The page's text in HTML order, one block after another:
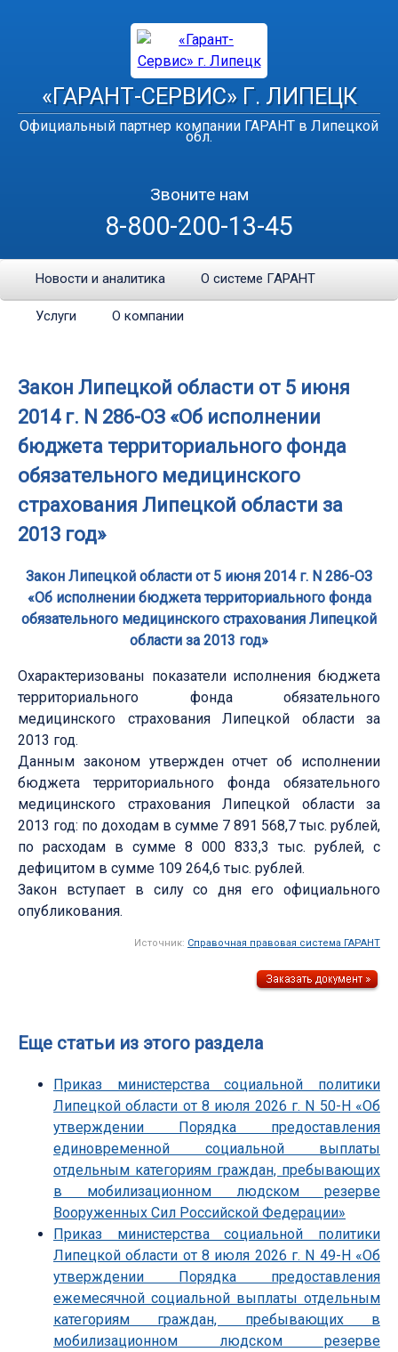
«ГАРАНТ-СЕРВИС» Г. ЛИПЕЦК
Официальный партнер компании ГАРАНТ в Липецкой
обл.
Звоните нам
8-800-200-13-45
Новости и аналитика О системе ГАРАНТ
Услуги О компании
Закон Липецкой области от 5 июня
2014 г. N 286-ОЗ «Об исполнении
бюджета территориального фонда
обязательного медицинского
страхования Липецкой области за
2013 год»
Закон Липецкой области от 5 июня 2014 г. N 286-ОЗ
«Об исполнении бюджета территориального фонда
обязательного медицинского страхования Липецкой
области за 2013 год»
Охарактеризованы показатели исполнения бюджета
территориального фонда обязательного
медицинского страхования Липецкой области за
2013 год.
Данным законом утвержден отчет об исполнении
бюджета территориального фонда обязательного
медицинского страхования Липецкой области за
2013 год: по доходам в сумме 7 891 568,7 тыс. рублей,
по расходам в сумме 8 000 833,3 тыс. рублей, с
дефицитом в сумме 109 264,6 тыс. рублей.
Закон вступает в силу со дня его официального
опубликования.
Источник: Справочная правовая система ГАРАНТ
Еще статьи из этого раздела
Приказ министерства социальной политики
Липецкой области от 8 июля 2026 г. N 50-Н «Об
утверждении Порядка предоставления
единовременной социальной выплаты
отдельным категориям граждан, пребывающих
в мобилизационном людском резерве
Вооруженных Сил Российской Федерации»
Приказ министерства социальной политики
Липецкой области от 8 июля 2026 г. N 49-Н «Об
утверждении Порядка предоставления
ежемесячной социальной выплаты отдельным
категориям граждан, пребывающих в
мобилизационном людском резерве